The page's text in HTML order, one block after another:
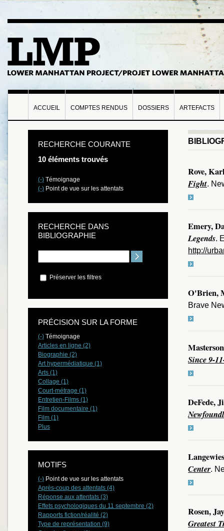
ACCUEIL COMPTES RENDUS DOSSIERS ARTEFACTS
Rove,
Fight.
Emery,
Legends.
http://
O'Brien,
Brave
Since 9-
DeFede,
Center.
Rosen,
Greatest
RECHERCHE COURANTE
10 éléments trouvés
(-) Témoignage
(-) Point de vue sur les attentats
RECHERCHE DANS
BIBLIOGRAPHIE
Préserver les filtres
PRÉCISION SUR LA FORME
(-) Témoignage
Articles en ligne (2)
Biographie (2)
Art hypermédiatique (1)
Arts (1)
Collage (1)
Court-métrage (1)
Entretien-Films (1)
Film documentaire (1)
Film (1)
Plus
MOTIFS
(-) Point de vue sur les attentats
Après-coup des attentats (4)
Réponse aux attentats (3)
Effets psychologiques du 11 septembre (2)
Rapports fiction/réalité (2)
Type de représentation (9)